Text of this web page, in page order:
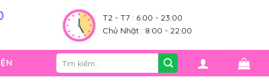
T2 - T7 : 6:00 - 23:00
Chủ Nhật : 8:00 - 22:00
Tìm
kiếm: